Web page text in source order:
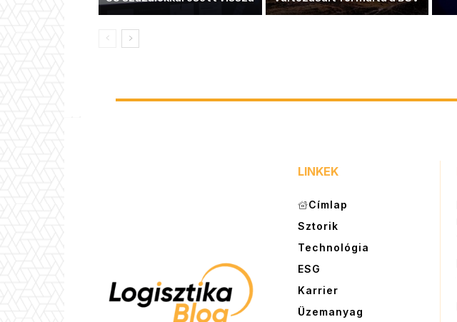
LINKEK
Címlap
Sztorik
Technológia
ESG
Karrier
Üzemanyag